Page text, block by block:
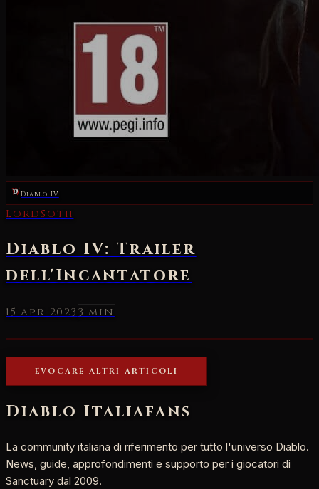
Diablo IV
LordSoth
Diablo IV: Trailer
dell'Incantatore
15 apr 20233 min
EVOCARE ALTRI ARTICOLI
Diablo Italiafans
La community italiana di riferimento per tutto l'universo Diablo.
News, guide, approfondimenti e supporto per i giocatori di
Sanctuary dal 2009.